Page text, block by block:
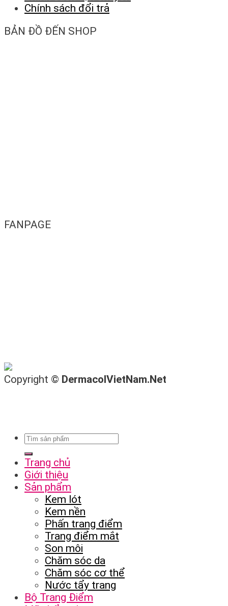
Chính sách đổi trả
BẢN ĐỒ ĐẾN SHOP
FANPAGE
Copyright © DermacolVietNam.Net
Trang chủ
Giới thiệu
Sản phẩm
Kem lót
Kem nền
Phấn trang điểm
Trang điểm mắt
Son môi
Chăm sóc da
Chăm sóc cơ thể
Nước tẩy trang
Bộ Trang Điểm